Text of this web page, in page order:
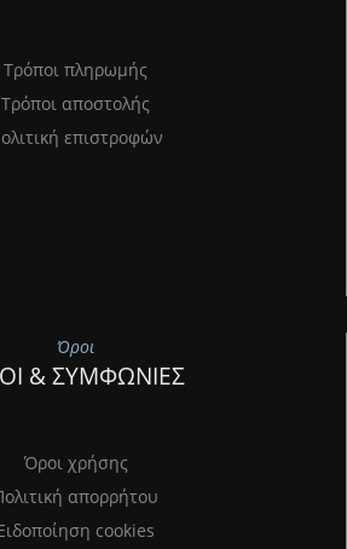
Τρόποι πληρωμής
Τρόποι αποστολής
επιστροφών
Όροι
& ΣΥΜΦΩΝΙΕΣ
Όροι χρήσης
απορρήτου
cookies